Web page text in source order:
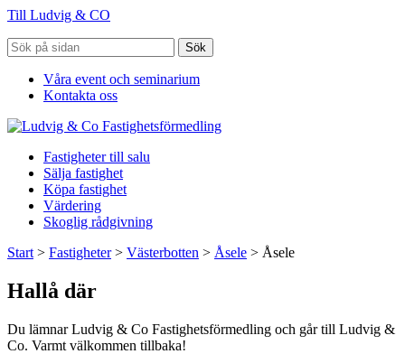
Till Ludvig & CO
Sök
Våra event och seminarium
Kontakta oss
Fastigheter till salu
Sälja fastighet
Köpa fastighet
Värdering
Skoglig rådgivning
Start > Fastigheter> Västerbotten > Åsele > Åsele
Hallå där
Du lämnar Ludvig & Co Fastighetsförmedling och går till Ludvig &
Co. Varmt välkommen tillbaka!